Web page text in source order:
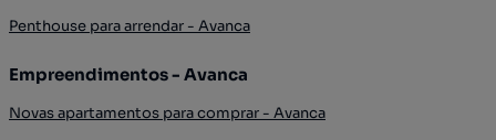
Penthouse para arrendar - Avanca
Empreendimentos - Avanca
Novas apartamentos para comprar - Avanca